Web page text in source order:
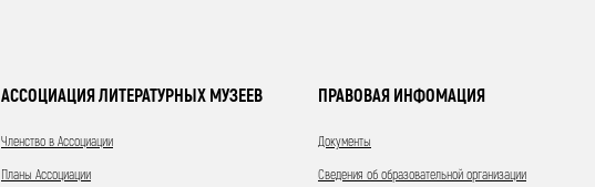
АССОЦИАЦИЯ ЛИТЕРАТУРНЫХ МУЗЕЕВ
Членство в Ассоциации
Планы Ассоциации
ПРАВОВАЯ ИНФОМАЦИЯ
Документы
Сведения об образовательной организации